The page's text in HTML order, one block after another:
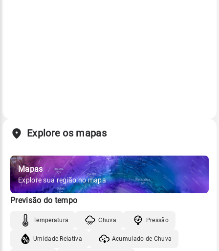
Explore os mapas
Mapas
Explore sua região no mapa
Previsão do tempo
Temperatura Chuva Pressão
Umidade Relativa Acumulado de Chuva